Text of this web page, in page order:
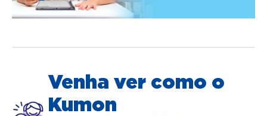
Venha ver como o
Kumon